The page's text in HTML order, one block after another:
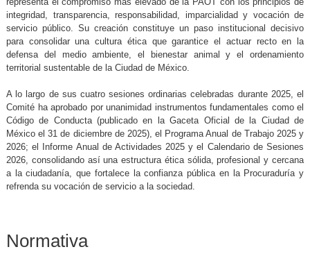
integridad, transparencia, responsabilidad, imparcialidad y vocación de
servicio público. Su creación constituye un paso institucional decisivo
para consolidar una cultura ética que garantice el actuar recto en la
defensa del medio ambiente, el bienestar animal y el ordenamiento
territorial sustentable de la Ciudad de México.
A lo largo de sus cuatro sesiones ordinarias celebradas durante 2025, el
Comité ha aprobado por unanimidad instrumentos fundamentales como el
Código de Conducta (publicado en la Gaceta Oficial de la Ciudad de
México el 31 de diciembre de 2025), el Programa Anual de Trabajo 2025 y
2026; el Informe Anual de Actividades 2025 y el Calendario de Sesiones
2026, consolidando así una estructura ética sólida, profesional y cercana
a la ciudadanía, que fortalece la confianza pública en la Procuraduría y
refrenda su vocación de servicio a la sociedad.
Normativa